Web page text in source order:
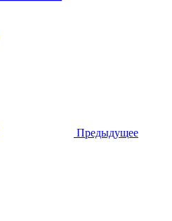
Предыдущее